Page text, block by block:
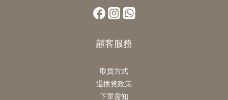
顧客服務
取貨方式
退換貨政策
下單需知